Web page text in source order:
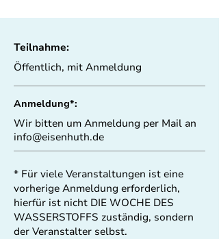
Teilnahme:
Öffentlich, mit Anmeldung
Anmeldung*:
Wir bitten um Anmeldung per Mail an
info@eisenhuth.de
* Für viele Veranstaltungen ist eine
vorherige Anmeldung erforderlich,
hierfür ist nicht DIE WOCHE DES
WASSERSTOFFS zuständig, sondern
der Veranstalter selbst.